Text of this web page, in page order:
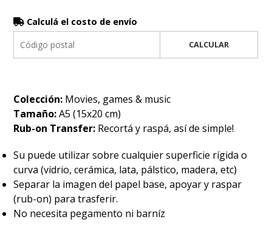
Calculá el costo de envío
CALCULAR
Colección: Movies, games & music
Tamaño:A5 (15x20 cm)
Rub-on Transfer: Recortá y raspá, así de simple!
Su puede utilizar sobre cualquier superficie rígida o
curva (vidrio, cerámica, lata, pálstico, madera, etc)
Separar la imagen del papel base, apoyar y raspar
(rub-on) para trasferir.
No necesita pegamento ni barníz